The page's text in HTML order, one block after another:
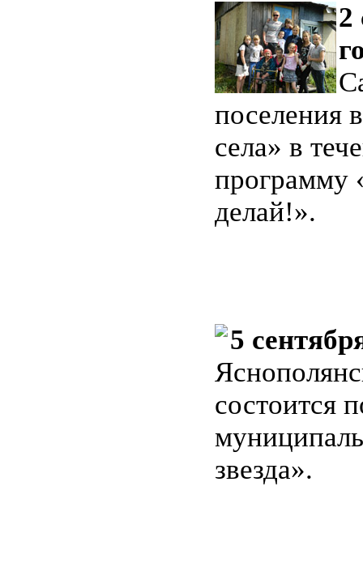
2
поселения
села» в
программу
делай!».
5
состоится
звезда».